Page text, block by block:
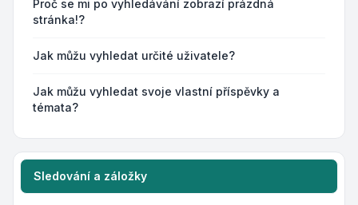
Proč se mi po vyhledávání zobrazí prázdná
stránka!?
Jak můžu vyhledat určité uživatele?
Jak můžu vyhledat svoje vlastní příspěvky a
témata?
Sledování a záložky